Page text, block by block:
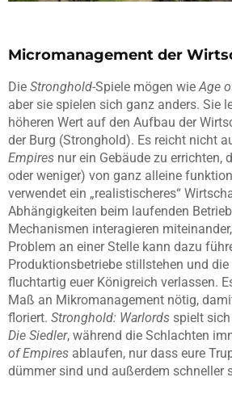
Micromanagement der
Die Stronghold-Spiele mögen wieAge
aber sie spielen sich ganz anders. Sie
höheren Wert auf den Aufbau der
der Burg (Stronghold). Es reicht nicht
Empires nur ein Gebäude zu errichten,
oder weniger) von ganz alleine
verwendet ein „realistischeres“
Abhängigkeiten beim laufenden
Mechanismen interagieren
Problem an einer Stelle kann dazu
Produktionsbetriebe stillstehen und
fluchtartig euer Königreich verlassen.
Maß an Mikromanagement nötig,
floriert. Stronghold: Warlords spielt
Die Siedler, während die Schlachten
of Empires ablaufen, nur dass eure
dümmer sind und außerdem schneller